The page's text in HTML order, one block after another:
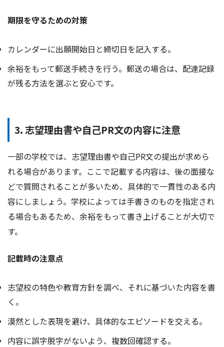
期限を守るための対策
カレンダーに出願開始日と締切日を記入する。
余裕をもって郵送手続きを行う。郵送の場合は、配達記録
が残る方法を選ぶと安心です。
3. 志望理由書や自己PR文の内容に注意
一部の学校では、志望理由書や自己PR文の提出が求めら
れる場合があります。ここで記載する内容は、後の面接な
どで質問されることが多いため、具体的で一貫性のある内
容にしましょう。学校によっては手書きのものを指定され
る場合もあるため、余裕をもって書き上げることが大切で
す。
記載時の注意点
志望校の特色や教育方針を調べ、それに基づいた内容を書
く。
漠然とした表現を避け、具体的なエピソードを交える。
内容に誤字脱字がないよう、複数回確認する。